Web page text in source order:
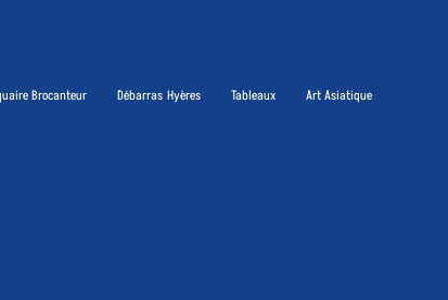
Brocanteur Débarras Hyères Tableaux Art Asiatique